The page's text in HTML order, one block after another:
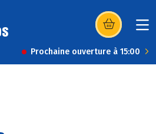
(s’ouvre dans
Prochaine ouverture à 15:00